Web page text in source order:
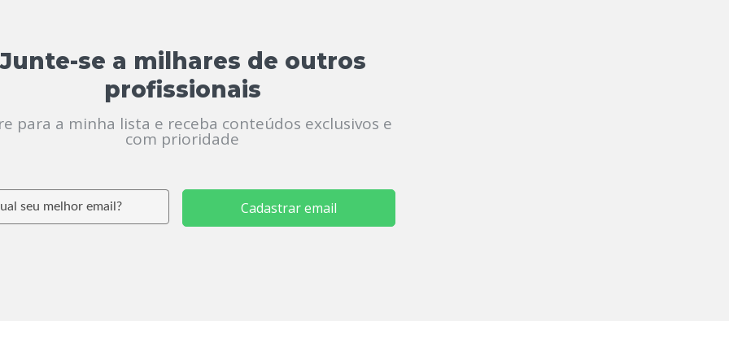
se a milhares de outros
profissionais
para a minha lista e receba conteúdos exclusivos e
com prioridade
Cadastrar email